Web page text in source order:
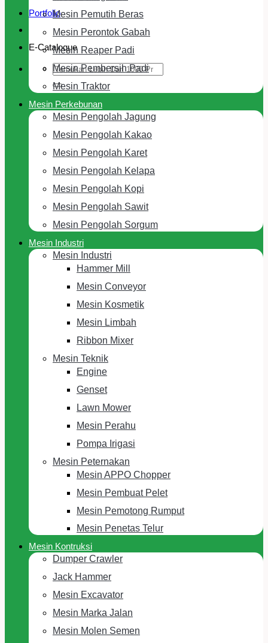
Portfolio
E-Cataloque
Search
for:
Mesin Pemutih Beras
Mesin Perontok Gabah
Mesin Reaper Padi
Mesin Pembersih Padi
Mesin Traktor
Mesin Perkebunan
Mesin Pengolah Jagung
Mesin Pengolah Kakao
Mesin Pengolah Karet
Mesin Pengolah Kelapa
Mesin Pengolah Kopi
Mesin Pengolah Sawit
Mesin Pengolah Sorgum
Mesin Industri
Mesin Industri
Hammer Mill
Mesin Conveyor
Mesin Kosmetik
Mesin Limbah
Ribbon Mixer
Mesin Teknik
Engine
Genset
Lawn Mower
Mesin Perahu
Pompa Irigasi
Mesin Peternakan
Mesin APPO Chopper
Mesin Pembuat Pelet
Mesin Pemotong Rumput
Mesin Penetas Telur
Mesin Kontruksi
Dumper Crawler
Jack Hammer
Mesin Excavator
Mesin Marka Jalan
Mesin Molen Semen